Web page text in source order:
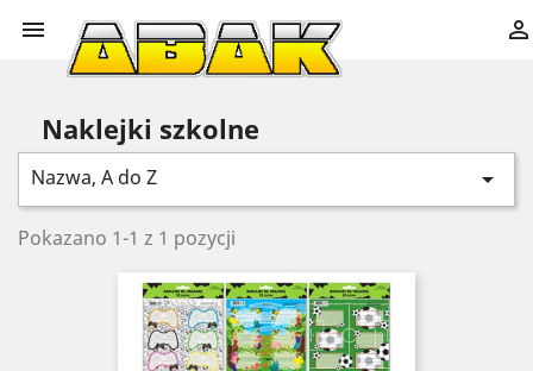
 
Naklejki szkolne
Nazwa, A do Z 
Pokazano 1-1 z 1 pozycji